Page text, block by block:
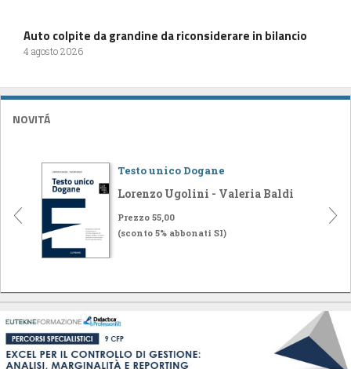
Auto colpite da grandine da riconsiderare in bilancio
4 agosto 2026
NOVITÁ
Testo unico Dogane
Lorenzo Ugolini - Valeria Baldi
Prezzo 55,00
(sconto 5% abbonati SI)